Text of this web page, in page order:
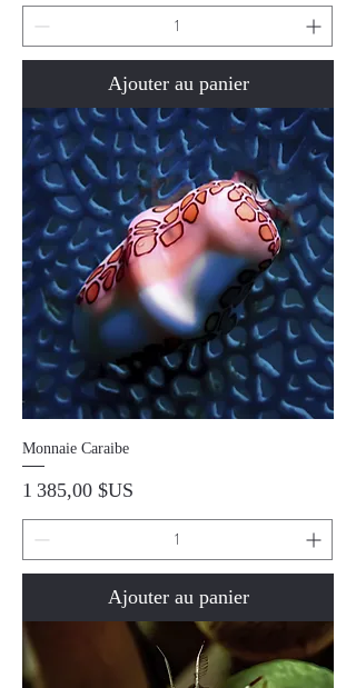
Ajouter au panier
Monnaie Caraibe
Prix
1 385,00 $US
Ajouter au panier